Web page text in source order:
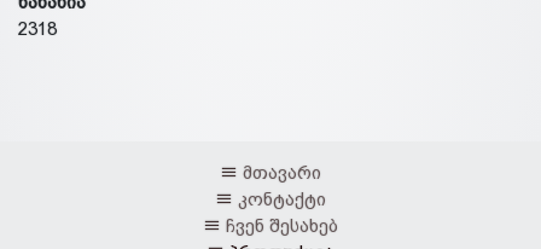
2318
მთავარი
კონტაქტი
ჩვენ შესახებ